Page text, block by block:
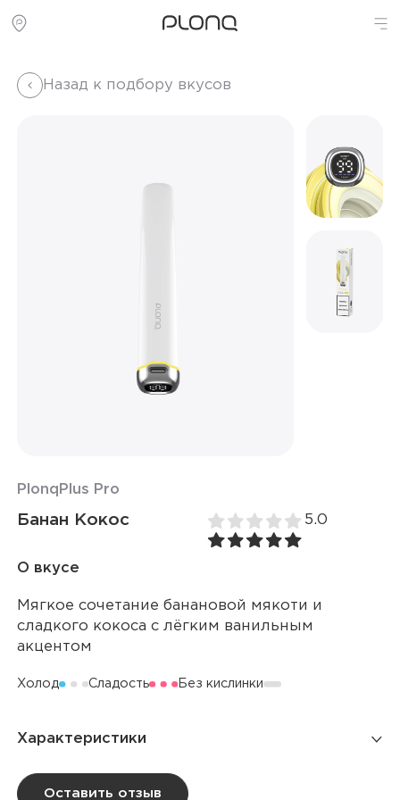
Назад к подбору вкусов
Plonq Plus Pro
Банан Кокос 5.0
О вкусе
Мягкое сочетание банановой мякоти и
сладкого кокоса с лёгким ванильным
акцентом
Холод Сладость Без кислинки
Характеристики
Количество затяжек
Оставить отзыв